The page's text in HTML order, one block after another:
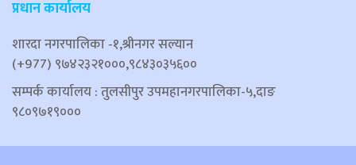
प्रधान कार्यालय
शारदा नगरपालिका ‐१,श्रीनगर सल्यान
(+977) ९७४२३२१०००,९८४३०३५६००
सम्पर्क कार्यालय : तुलसीपुर उपमहानगरपालिका-५,दाङ
९८०९७१९०००